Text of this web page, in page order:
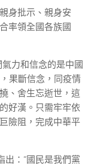
身批示、親身安
率領全國各族國
力和信念的是中國
果斷信念，同疫情
、舍生忘逝世，這
好漢。只需牢牢依
險阻，完成中華平
出：“國民是我們黨